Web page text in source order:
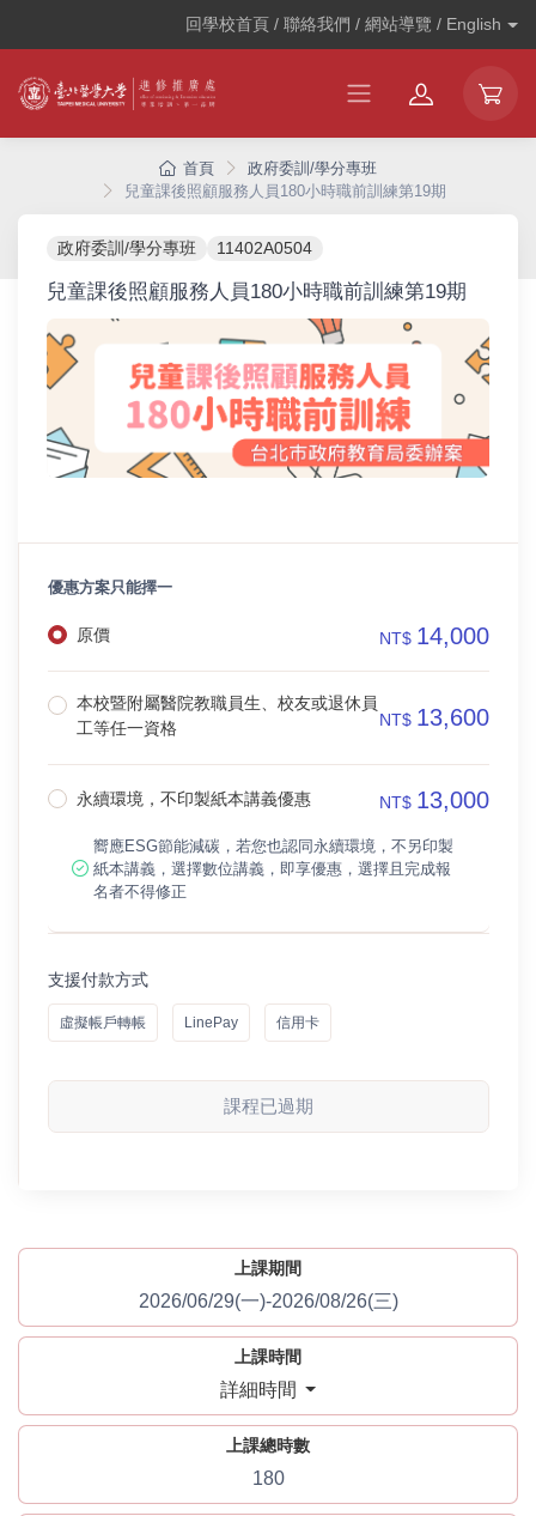
回學校首頁 / 聯絡我們 / 網站導覽 / English
首頁
政府委訓/學分專班
兒童課後照顧服務人員180小時職前訓練第19期
政府委訓/學分專班 11402A0504
兒童課後照顧服務人員180小時職前訓練第19期
優惠方案只能擇一
原價 NT$ 14,000
本校暨附屬醫院教職員生、校友或退休員
工等任一資格
NT$ 13,600
永續環境，不印製紙本講義優惠 NT$ 13,000
嚮應ESG節能減碳，若您也認同永續環境，不另印製
紙本講義，選擇數位講義，即享優惠，選擇且完成報
名者不得修正
支援付款方式
虛擬帳戶轉帳 LinePay 信用卡
課程已過期
上課期間
2026/06/29(一)-2026/08/26(三)
上課時間
詳細時間
上課總時數
180